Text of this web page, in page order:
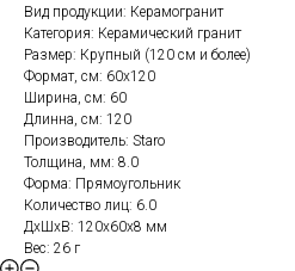
Вид продукции: Керамогранит
Категория: Керамический гранит
Размер: Крупный (120 см и более)
Формат, см: 60x120
Ширина, см: 60
Длинна, см: 120
Производитель: Staro
Толщина, мм: 8.0
Форма: Прямоугольник
Количество лиц: 6.0
ДxШxВ: 120x60x8 мм
Вес: 26 г